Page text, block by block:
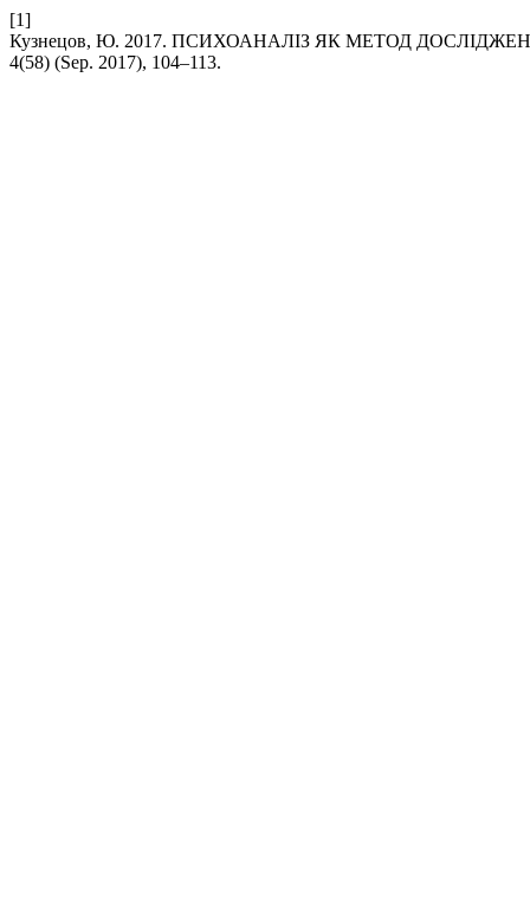
[1]
Кузнецов, Ю. 2017. ПСИХОАНАЛІЗ ЯК МЕТОД
4(58) (Sep. 2017), 104–113.